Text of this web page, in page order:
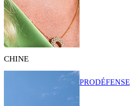
CHINE
PRODÉFENSE